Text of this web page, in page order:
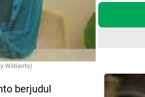
Widianto)
berjudul